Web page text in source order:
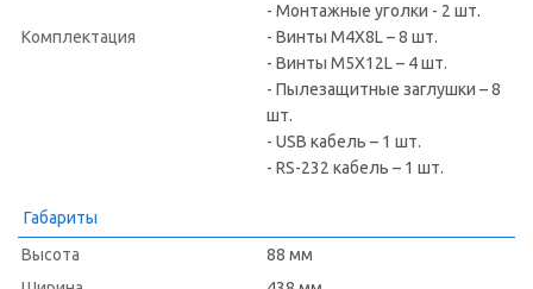
Комплектация
- Монтажные уголки - 2 шт.
- Винты M4X8L – 8 шт.
- Винты M5X12L – 4 шт.
- Пылезащитные заглушки – 8
шт.
- USB кабель – 1 шт.
- RS-232 кабель – 1 шт.
Габариты
Высота
88 мм